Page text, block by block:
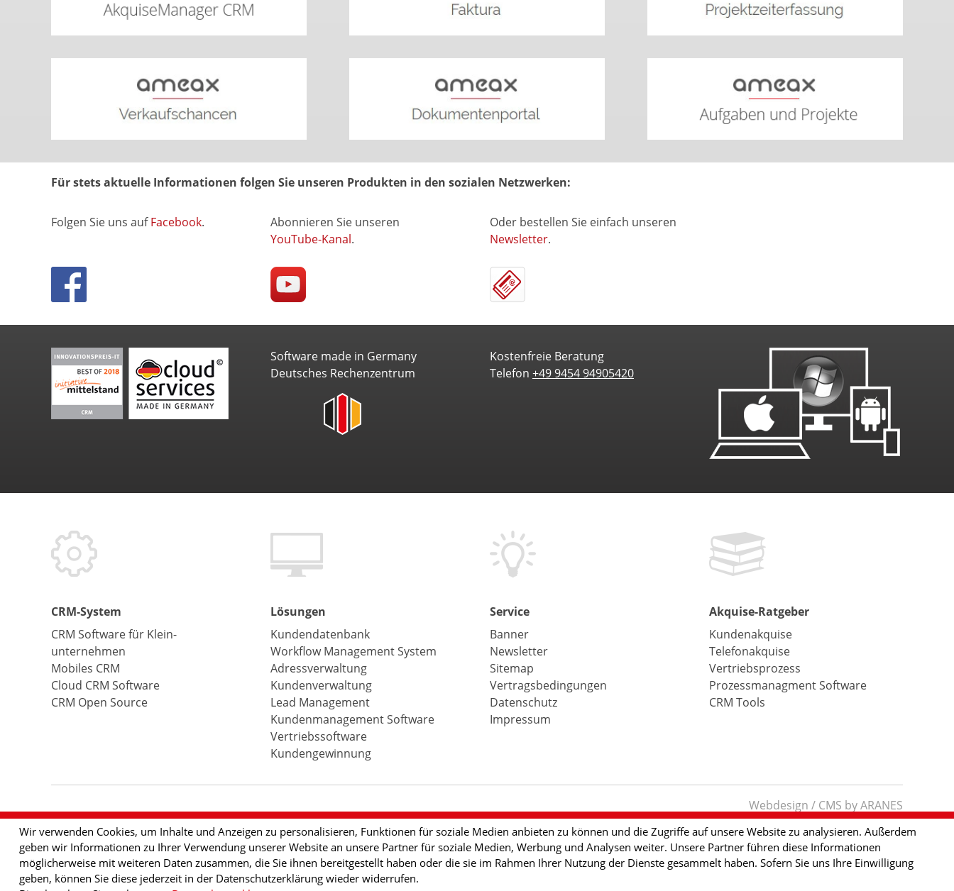
CRM-System
CRM Software für Klein­
unternehmen
Mobiles CRM
Cloud CRM Software
CRM Open Source
Lösungen
Kundendatenbank
Workflow Management System
Adressverwaltung
Kundenverwaltung
Lead Management
Kundenmanagement Software
Vertriebssoftware
Kundengewinnung
Service
Banner
Newsletter
Sitemap
Vertragsbedingungen
Datenschutz
Impressum
Akquise-Ratgeber
Kundenakquise
Telefonakquise
Vertriebsprozess
Prozessmanagment Software
CRM Tools
Für stets aktuelle Informationen folgen Sie unseren Produkten in den sozialen Netzwerken:
Folgen Sie uns aufFacebook.
Abonnieren Sie unseren
YouTube-Kanal.
Oder bestellen Sie einfach unseren
Newsletter.
Software made in Germany
Deutsches Rechenzentrum
Kostenfreie Beratung
Telefon +49 9454 94905420
Webdesign / CMS by ARANES
Wir verwenden Cookies, um Inhalte und Anzeigen zu personalisieren, Funktionen für soziale Medien anbieten zu können und die Zugriffe auf unsere Website zu analysieren. Außerdem
geben wir Informationen zu Ihrer Verwendung unserer Website an unsere Partner für soziale Medien, Werbung und Analysen weiter. Unsere Partner führen diese Informationen
möglicherweise mit weiteren Daten zusammen, die Sie ihnen bereitgestellt haben oder die sie im Rahmen Ihrer Nutzung der Dienste gesammelt haben. Sofern Sie uns Ihre Einwilligung
geben, können Sie diese jederzeit in der Datenschutzerklärung wieder widerrufen.